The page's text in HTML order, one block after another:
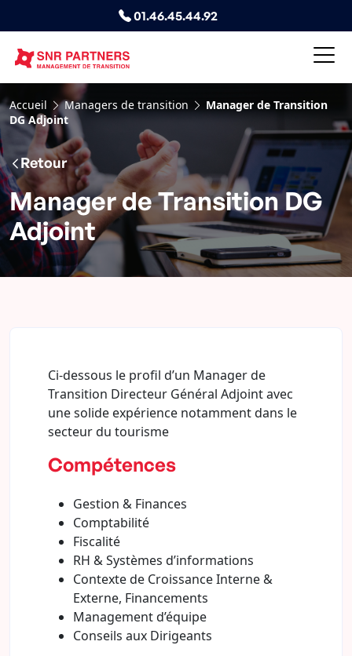
01.46.45.44.92
Accueil Managers de transition
Manager de Transition
DG Adjoint
Retour
Manager de Transition DG
Adjoint
Ci-dessous le profil d’un Manager de
Transition Directeur Général Adjoint avec
une solide expérience notamment dans le
secteur du tourisme
Compétences
Gestion & Finances
Comptabilité
Fiscalité
RH & Systèmes d’informations
Contexte de Croissance Interne &
Externe, Financements
Management d’équipe
Conseils aux Dirigeants